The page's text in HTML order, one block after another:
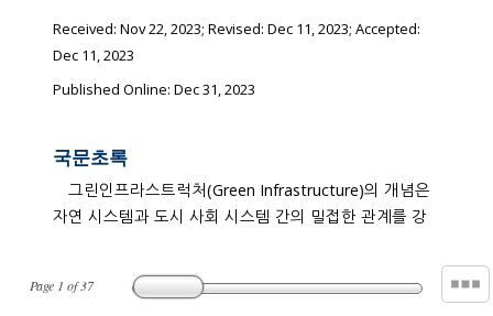
Page 1 of37
Received: Nov 22, 2023; Revised: Dec 11, 2023; Accepted:
Dec 11, 2023
Published Online: Dec 31, 2023
국문초록
그린인프라스트럭처(Green Infrastructure)의 개념은
자연 시스템과 도시 사회 시스템 간의 밀접한 관계를 강